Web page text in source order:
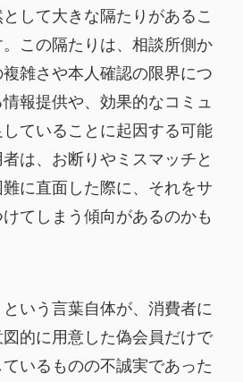
して大きな隔たりがあるこ
この隔たりは、相談所側か
雑さや本人確認の限界につ
報提供や、効果的なコミュ
ていることに起因する可能
は、お断りやミスマッチと
に直面した際に、それをサ
てしまう傾向があるのかも
いう言葉自体が、消費者に
的に用意した偽会員だけで
いるものの不誠実であった